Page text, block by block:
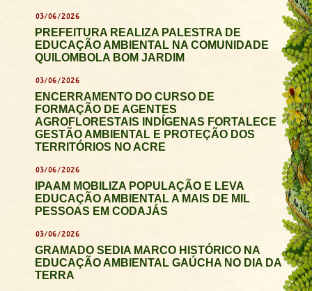
03/06/2026
PREFEITURA REALIZA PALESTRA DE
EDUCAÇÃO AMBIENTAL NA COMUNIDADE
QUILOMBOLA BOM JARDIM
03/06/2026
ENCERRAMENTO DO CURSO DE
FORMAÇÃO DE AGENTES
AGROFLORESTAIS INDÍGENAS FORTALECE
GESTÃO AMBIENTAL E PROTEÇÃO DOS
TERRITÓRIOS NO ACRE
03/06/2026
IPAAM MOBILIZA POPULAÇÃO E LEVA
EDUCAÇÃO AMBIENTAL A MAIS DE MIL
PESSOAS EM CODAJÁS
03/06/2026
GRAMADO SEDIA MARCO HISTÓRICO NA
EDUCAÇÃO AMBIENTAL GAÚCHA NO DIA DA
TERRA